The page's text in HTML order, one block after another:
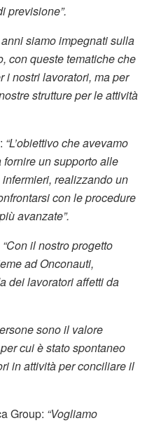
previsione”.
anni siamo impegnati sulla
con queste tematiche che
i nostri lavoratori, ma per
strutture per le attività
“L’obiettivo che avevamo
un supporto alle
realizzando un
con le procedure
avanzate”.
“Con il nostro progetto
ad Onconauti,
dei lavoratori affetti da
sono il valore
cui è stato spontaneo
in attività per conciliare il
Group: “Vogliamo